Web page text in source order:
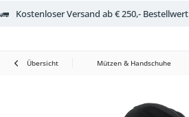
Kostenloser Versand ab € 250,- Bestellwert
Übersicht Mützen & Handschuhe